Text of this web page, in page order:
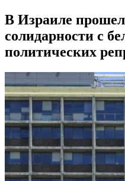
В Израиле
солидарности с
политических